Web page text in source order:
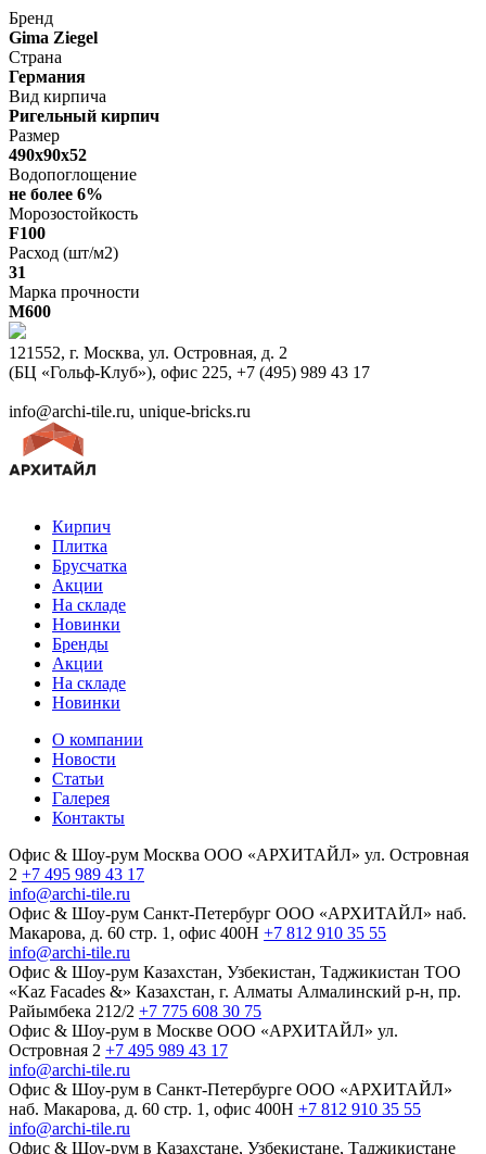
Бренд
Gima Ziegel
Страна
Германия
Вид кирпича
Ригельный кирпич
Размер
490х90х52
Водопоглощение
не более 6%
Морозостойкость
F100
Расход (шт/м2)
31
Марка прочности
M600
121552, г. Москва, ул. Островная, д. 2
(БЦ «Гольф-Клуб»), офис 225, +7 (495) 989 43 17
info@archi-tile.ru, unique-bricks.ru
Кирпич
Плитка
Брусчатка
Акции
На складе
Новинки
Бренды
Акции
На складе
Новинки
О компании
Новости
Статьи
Галерея
Контакты
Офис & Шоу-рум Москва ООО «АРХИТАЙЛ» ул. Островная
2 +7 495 989 43 17
info@archi-tile.ru
Офис & Шоу-рум Санкт-Петербург ООО «АРХИТАЙЛ» наб.
Макарова, д. 60 стр. 1, офис 400Н +7 812 910 35 55
info@archi-tile.ru
Офис & Шоу-рум Казахстан, Узбекистан, Таджикистан TOO
«Kaz Facades &» Казахстан, г. Алматы Алмалинский р-н, пр.
Райымбека 212/2 +7 775 608 30 75
Офис & Шоу-рум в Москве ООО «АРХИТАЙЛ» ул.
Островная 2 +7 495 989 43 17
info@archi-tile.ru
Офис & Шоу-рум в Санкт-Петербурге ООО «АРХИТАЙЛ»
наб. Макарова, д. 60 стр. 1, офис 400Н +7 812 910 35 55
info@archi-tile.ru
Офис & Шоу-рум в Казахстане, Узбекистане, Таджикистане